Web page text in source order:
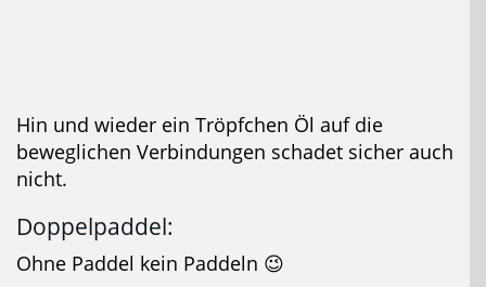
Hin und wieder ein Tröpfchen Öl auf die
beweglichen Verbindungen schadet sicher auch
nicht.
Doppelpaddel:
Ohne Paddel kein Paddeln 😉